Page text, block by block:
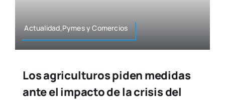
Actualidad,Pymes y Comer­cios
Los agriculturos piden medidas
ante el impacto de la crisis del